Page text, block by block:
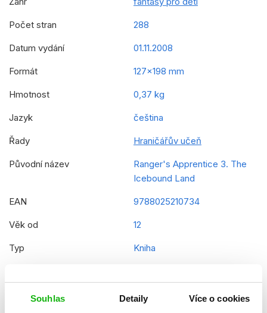
Souhlas Detaily Více o cookies
Počet stran 288
Datum vydání 01.11.2008
Formát 127x198 mm
Hmotnost 0,37 kg
Jazyk čeština
Řady Hraničářův učeň
Původní název
Ranger's Apprentice 3. The
Icebound Land
EAN 9788025210734
Věk od 12
Typ Kniha
potahem